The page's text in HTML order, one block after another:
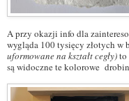
A przy okazji info dla
wygląda 100 tysięcy złotych w
uformowane na kształt cegły)to
są widoczne te kolorowe